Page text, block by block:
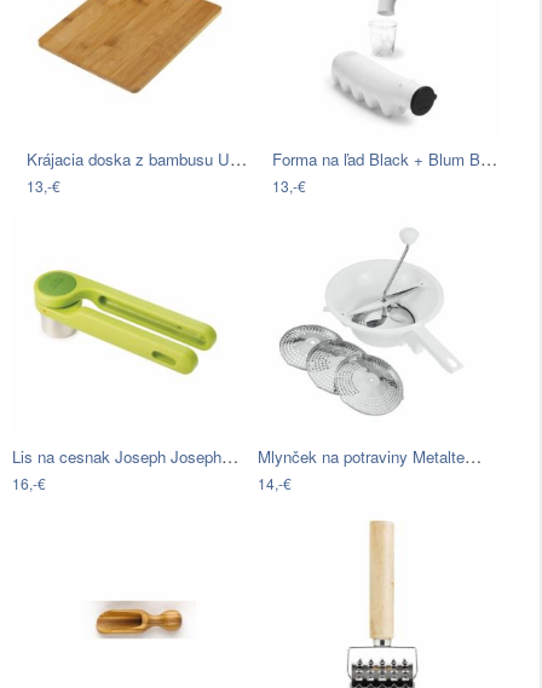
Krájacia doska z bambusu Unimasa Chef,…
13,-€
Forma na ľad Black + Blum Brrrrr
13,-€
Lis na cesnak Joseph Joseph Helix
16,-€
Mlynček na potraviny Metaltex White, ⌀…
14,-€